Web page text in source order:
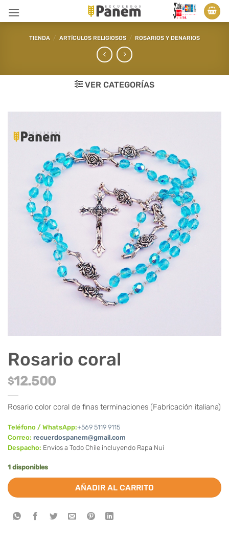
TIENDA / ARTÍCULOS RELIGIOSOS / ROSARIOS Y DENARIOS
VER CATEGORÍAS
Rosario coral
$12.500
Rosario color coral de finas terminaciones (Fabricación italiana)
Teléfono / WhatsApp:+569 5119 9115
Correo: recuerdospanem@gmail.com
Despacho: Envíos a Todo Chile incluyendo Rapa Nui
1 disponibles
AÑADIR AL CARRITO